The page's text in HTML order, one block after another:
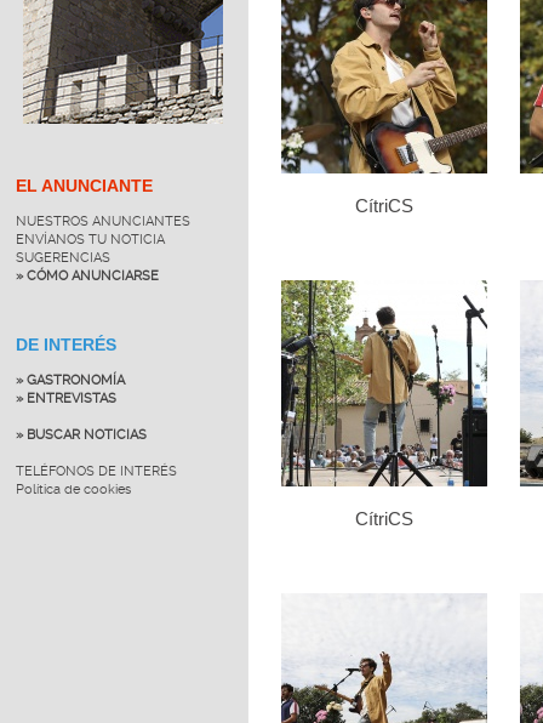
EL ANUNCIANTE
NUESTROS ANUNCIANTES
ENVÍANOS TU NOTICIA
SUGERENCIAS
» CÓMO ANUNCIARSE
DE INTERÉS
» GASTRONOMÍA
» ENTREVISTAS
» BUSCAR NOTICIAS
TELÉFONOS DE INTERÉS
Política de cookies
CítriCS
CítriCS